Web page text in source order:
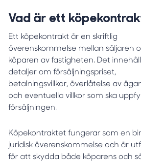
Vad är ett
Ett köpekontrakt är en skriftlig
överenskommelse mellan säljaren
köparen av fastigheten. Det
detaljer om försäljningspriset,
betalningsvillkor, överlåtelse av
och eventuella villkor som ska
försäljningen.
Köpekontraktet fungerar som en
juridisk överenskommelse och är
för att skydda både köparens och